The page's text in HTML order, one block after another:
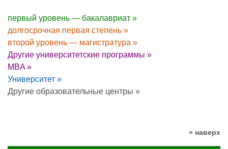
первый уровень — бакалавриат »
долгосрочная первая степень »
второй уровень — магистратура »
Другие университетские программы »
MBA »
Университет »
Другие образовательные центры »
» наверх